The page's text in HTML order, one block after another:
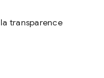
transparence